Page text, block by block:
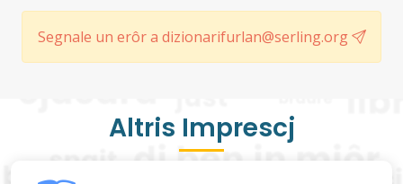
Segnale un erôr a dizionarifurlan@serling.org
Altris Imprescj